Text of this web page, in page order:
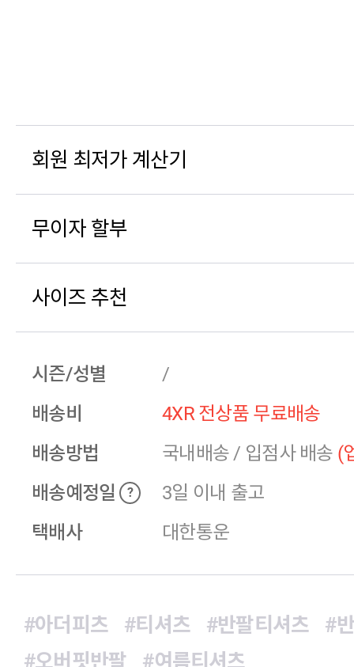
회원 최저가 계산기
무이자 할부
사이즈 추천
시즌/성별
/
배송비
4XR 전상품 무료배송
배송방법
국내배송 / 입점사 배송 (
배송예정일
?
3일 이내 출고
택배사
대한통운
#아더피츠 #티셔츠 #반팔티셔츠
#
#오버핏반팔
#여름티셔츠